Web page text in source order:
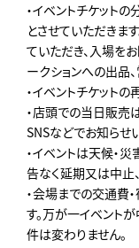
・イベントチケット
とさせていただきま
ていただき、入場を
ークションへの出品
・イベントチケット
・店頭での当日販売
SNSなどでお知らせ
・イベントは天候・
告なく延期又は中止
・会場までの交通費
す。万が一イベント
件は変わりません。